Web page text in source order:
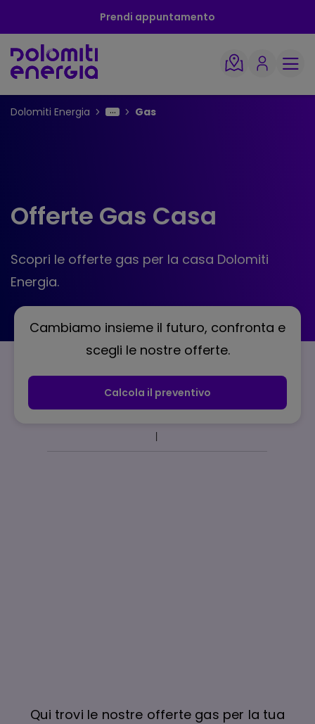
Prendi appuntamento
Dolomiti Energia Gas
Offerte Gas Casa
Scopri le offerte gas per la casa Dolomiti
Energia.
Cambiamo insieme il futuro, confronta e
scegli le nostre offerte.
Calcola il preventivo
Qui trovi le nostre offerte gas per la tua